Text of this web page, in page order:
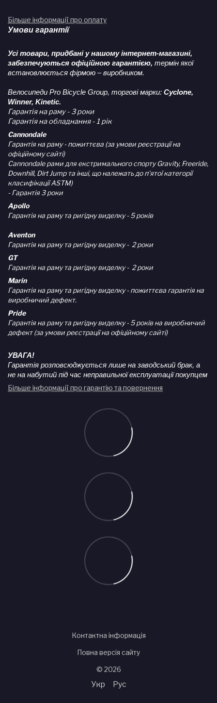
Більше інформації про оплату
Умови гарантії
Усі товари, придбані у нашому інтернет-магазині,
забезпечуються офіційною гарантією, термін якої
встановлюється фірмою – виробником.
Велосипеди Pro Bicycle Group, торгові марки: Cyclone,
Winner, Kinetic.
Гарантія на раму - 3 роки
Гарантія на обладнання - 1 рік
Cannondale
Гарантія на раму - пожиттєва (за умови реєстрації на
офіційному сайті)
Cannondale рами для екстримального спорту Gravity, Freeride,
Downhill, Dirt Jump та інші, що належать до п'ятої категорії
класифікації ASTM)
- Гарантія 3 роки
Apollo
Гарантія на раму та ригідну виделку - 5 років
Aventon
Гарантія на раму та ригідну виделку - 2 роки
GT
Гарантія на раму та ригідну виделку - 2 роки
Marin
Гарантія на раму та ригідну виделку - пожиттєва гарантія на
виробничий дефект.
Pride
Гарантія на раму та ригідну виделку - 5 років на виробничий
дефект (за умови реєстрації на офіційному сайті)
УВАГА!
Гарантія розповсюджується лише на заводський брак, а
не на набутий під час неправильної експлуатації покупцем
Більше інформації про гарантію та повернення
Контактна інформація
Повна версія сайту
© 2026
Укр Рус